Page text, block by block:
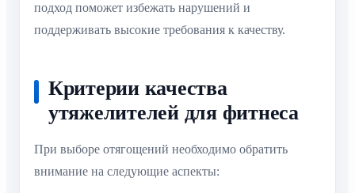
подход поможет избежать нарушений и
поддерживать высокие требования к качеству.
Критерии качества
утяжелителей для фитнеса
При выборе отягощений необходимо обратить
внимание на следующие аспекты: